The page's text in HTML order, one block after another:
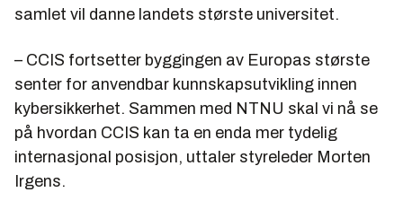
samlet vil danne landets største universitet.
– CCIS fortsetter byggingen av Europas største
senter for anvendbar kunnskapsutvikling innen
kybersikkerhet. Sammen med NTNU skal vi nå se
på hvordan CCIS kan ta en enda mer tydelig
internasjonal posisjon, uttaler styreleder Morten
Irgens.